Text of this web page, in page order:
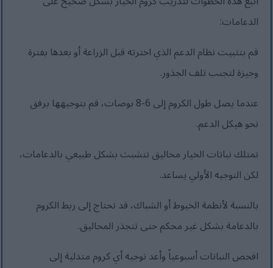
الدعامات:
قم بتثبيت نظام الدعم الذي اخترته قبل الزراعة أو بعدها بفترة
وجيزة لتجنب تلف الجذور.
عندما يصل طول الكروم إلى 6-8 بوصات، قم بتوجيهها برفق
نحو هيكل الدعم.
تمتلك نباتات الخيار محاليق تتشبث بشكل طبيعي بالدعامات،
لكن التوجيه الأولي يساعد.
بالنسبة لأنظمة الخيوط أو الشباك، قد تحتاج إلى ربط الكروم
بالدعامة بشكل غير محكم حتى تتجذر المحاليق.
افحص النباتات أسبوعياً وأعد توجيه أي كروم متدلية إلى